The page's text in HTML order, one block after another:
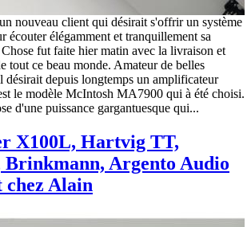
nouveau client qui désirait s'offrir un système
écouter élégamment et tranquillement sa
fut faite hier matin avec la livraison et
tout ce beau monde. Amateur de belles
désirait depuis longtemps un amplificateur
le modèle McIntosh MA7900 qui à été choisi.
d'une puissance gargantuesque qui...
X100L, Hartvig TT,
Brinkmann, Argento Audio
chez Alain